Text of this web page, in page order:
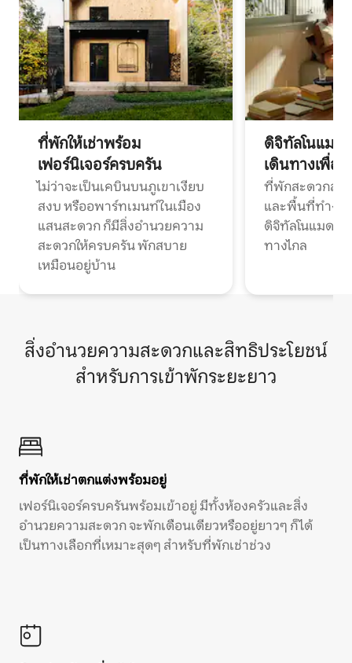
ที่พักให้เช่าพร้อม
เฟอร์นิเจอร์ครบครัน
ไม่ว่าจะเป็นเคบินบนภูเขาเงียบ
สงบ หรืออพาร์ทเมนท์ในเมือง
แสนสะดวก ก็มีสิ่งอำนวยความ
สะดวกให้ครบครัน พักสบาย
เหมือนอยู่บ้าน
ดิจิทัลโนแมด
เดินทางเพื่อ
ที่พักสะดวกสบ
และพื้นที่ทำงา
ดิจิทัลโนแมดแ
ทางไกล
สิ่งอำนวยความสะดวกและสิทธิประโยชน์
สำหรับการเข้าพักระยะยาว
ที่พักให้เช่าตกแต่งพร้อมอยู่
เฟอร์นิเจอร์ครบครันพร้อมเข้าอยู่ มีทั้งห้องครัวและสิ่ง
อำนวยความสะดวก จะพักเดือนเดียวหรืออยู่ยาวๆ ก็ได้
เป็นทางเลือกที่เหมาะสุดๆ สำหรับที่พักเช่าช่วง